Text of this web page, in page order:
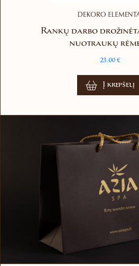
DEKORO
Rankų darbo
nuotraukų
23.00 €
Į krepšelį